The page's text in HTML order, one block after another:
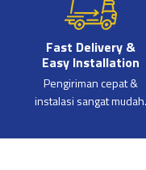
Fast Delivery &
Easy Installation
Pengiriman cepat &
instalasi sangat mudah.